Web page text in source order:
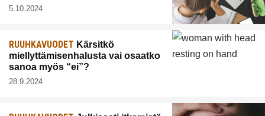
5.10.2024
RUUHKAVUODET Kärsitkö
miellyttämisenhalusta vai osaatko
sanoa myös “ei”?
28.9.2024